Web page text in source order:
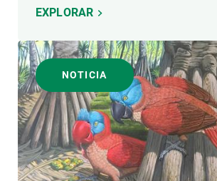
EXPLORAR
NOTICIA